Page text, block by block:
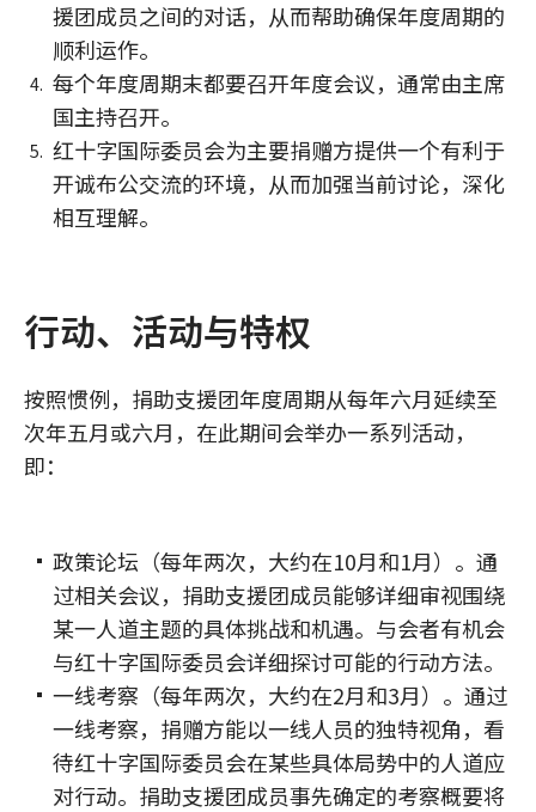
援团成员之间的对话，从而帮助确保年度周期的
顺利运作。
每个年度周期末都要召开年度会议，通常由主席
国主持召开。
红十字国际委员会为主要捐赠方提供一个有利于
开诚布公交流的环境，从而加强当前讨论，深化
相互理解。
行动、活动与特权
按照惯例，捐助支援团年度周期从每年六月延续至
次年五月或六月，在此期间会举办一系列活动，
即：
政策论坛（每年两次，大约在10月和1月）。通
过相关会议，捐助支援团成员能够详细审视围绕
某一人道主题的具体挑战和机遇。与会者有机会
与红十字国际委员会详细探讨可能的行动方法。
一线考察（每年两次，大约在2月和3月）。通过
一线考察，捐赠方能以一线人员的独特视角，看
待红十字国际委员会在某些具体局势中的人道应
对行动。捐助支援团成员事先确定的考察概要将